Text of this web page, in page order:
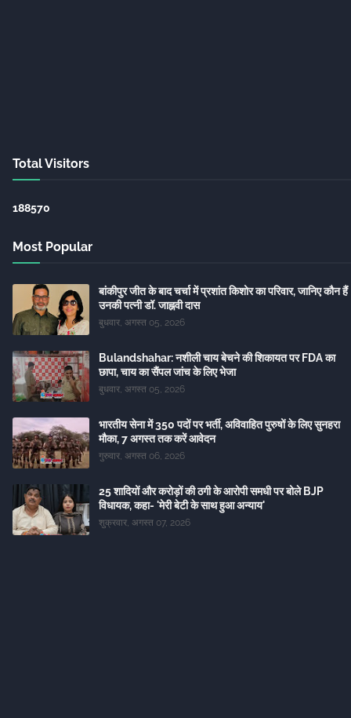
Total Visitors
188570
Most Popular
बांकीपुर जीत के बाद चर्चा में प्रशांत किशोर का परिवार, जानिए कौन हैं
उनकी पत्नी डॉ. जाह्नवी दास
बुधवार, अगस्त 05, 2026
Bulandshahar: नशीली चाय बेचने की शिकायत पर FDA का
छापा, चाय का सैंपल जांच के लिए भेजा
बुधवार, अगस्त 05, 2026
भारतीय सेना में 350 पदों पर भर्ती, अविवाहित पुरुषों के लिए सुनहरा
मौका, 7 अगस्त तक करें आवेदन
गुरुवार, अगस्त 06, 2026
25 शादियों और करोड़ों की ठगी के आरोपी समधी पर बोले BJP
विधायक, कहा- 'मेरी बेटी के साथ हुआ अन्याय'
शुक्रवार, अगस्त 07, 2026